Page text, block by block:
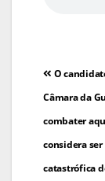
de
O
Câmara da
combater
considera
catastrófica